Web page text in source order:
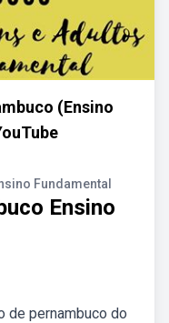
(Ensino
Fundamental
Ensino
de pernambuco do